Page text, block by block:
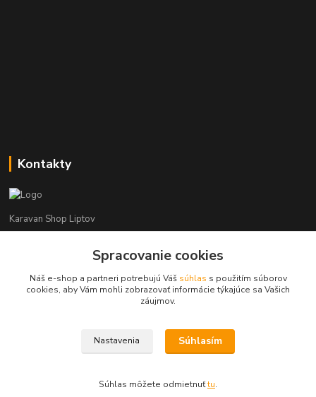
Kontakty
Karavan Shop Liptov
+421 903 626 885
info@karavanshopliptov.sk
Spracovanie cookies
Náš e-shop a partneri potrebujú Váš súhlas s použitím súborov
cookies, aby Vám mohli zobrazovať informácie týkajúce sa Vašich
záujmov.
Nastavenia Súhlasím
Súhlas môžete odmietnuťtu.